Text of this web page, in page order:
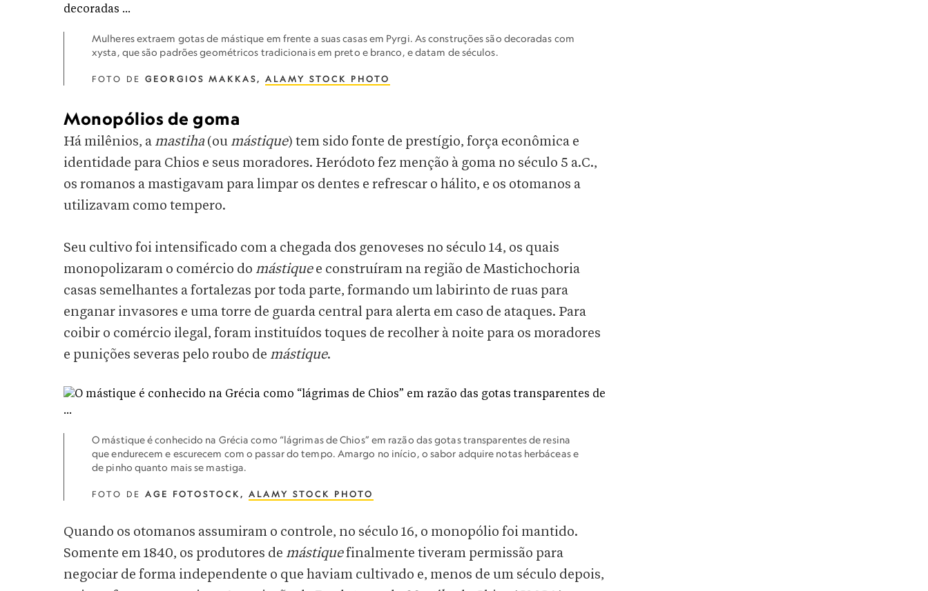
Mulheres extraem gotas de mástique em frente a suas casas em Pyrgi. As construções são decoradas com
xysta, que são padrões geométricos tradicionais em preto e branco, e datam de séculos.
FOTO DE GEORGIOS MAKKAS, ALAMY STOCK PHOTO
Monopólios de goma
Há milênios, a mastiha (ou mástique) tem sido fonte de prestígio, força econômica e
identidade para Chios e seus moradores. Heródoto fez menção à goma no século 5 a.C.,
os romanos a mastigavam para limpar os dentes e refrescar o hálito, e os otomanos a
utilizavam como tempero.
Seu cultivo foi intensificado com a chegada dos genoveses no século 14, os quais
monopolizaram o comércio do mástiquee construíram na região de Mastichochoria
casas semelhantes a fortalezas por toda parte, formando um labirinto de ruas para
enganar invasores e uma torre de guarda central para alerta em caso de ataques. Para
coibir o comércio ilegal, foram instituídos toques de recolher à noite para os moradores
e punições severas pelo roubo de mástique.
O mástique é conhecido na Grécia como “lágrimas de Chios” em razão das gotas transparentes de resina
que endurecem e escurecem com o passar do tempo. Amargo no início, o sabor adquire notas herbáceas e
de pinho quanto mais se mastiga.
FOTO DE AGE FOTOSTOCK, ALAMY STOCK PHOTO
Quando os otomanos assumiram o controle, no século 16, o monopólio foi mantido.
Somente em 1840, os produtores de mástiquefinalmente tiveram permissão para
negociar de forma independente o que haviam cultivado e, menos de um século depois,